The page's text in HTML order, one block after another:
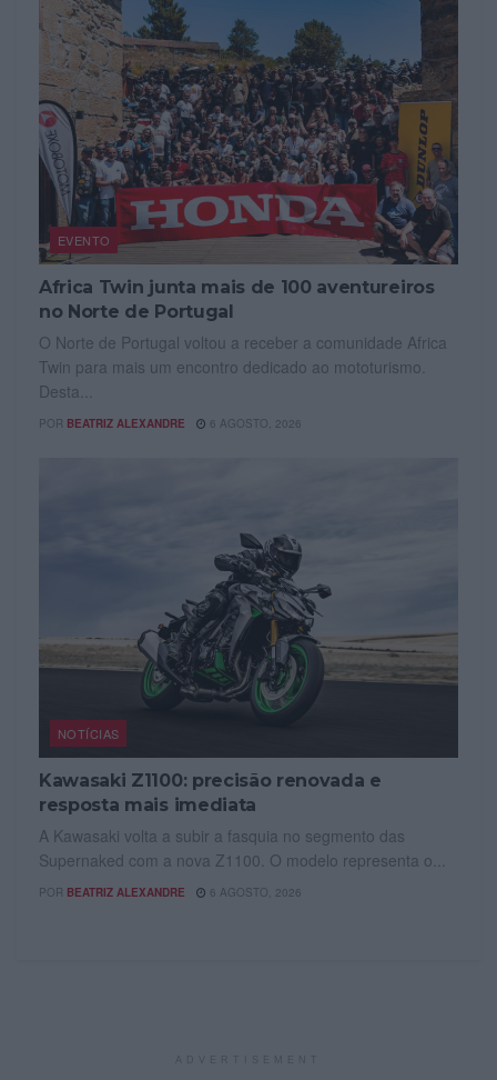
EVENTO
Africa Twin junta mais de 100 aventureiros
no Norte de Portugal
O Norte de Portugal voltou a receber a comunidade Africa
Twin para mais um encontro dedicado ao mototurismo.
Desta...
POR BEATRIZ ALEXANDRE 6 AGOSTO, 2026
NOTÍCIAS
Kawasaki Z1100: precisão renovada e
resposta mais imediata
A Kawasaki volta a subir a fasquia no segmento das
Supernaked com a nova Z1100. O modelo representa o...
POR BEATRIZ ALEXANDRE 6 AGOSTO, 2026